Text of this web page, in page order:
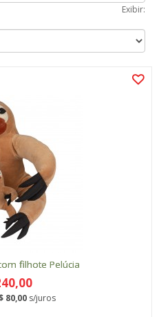
Exibir:
filhote Pelúcia
80,00 s/juros